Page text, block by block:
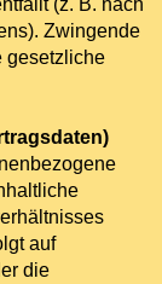
(z. B. nach
Zwingende
gesetzliche
auf
die